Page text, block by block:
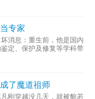
专家
消息：重生前，他是国内
定、保护及修复等学科带
了魔道祖师
刚穿越没几天，就被貌若